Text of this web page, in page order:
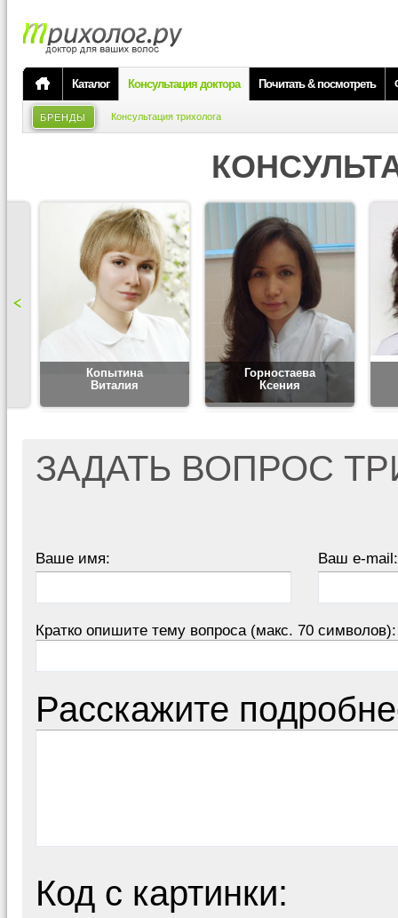
Каталог Консультация доктора Почитать & посмотреть
БРЕНДЫ Консультация трихолога
Копытина
Виталия
Горностаева
Ксения
ЗАДАТЬ ВОПРОС
Ваше имя: Ваш e-mail:
Кратко опишите тему вопроса (макс. 70 символов):
Расскажите
Код с картинки: